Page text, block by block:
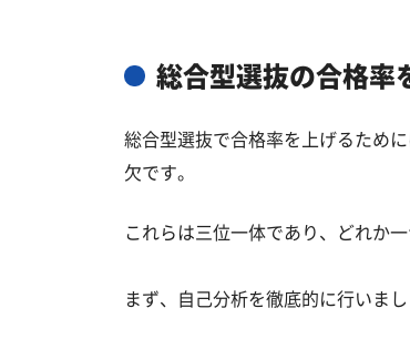
総合型選抜の合格率
総合型選抜で合格率を上げるため
欠です。
これらは三位一体であり、どれか
まず、自己分析を徹底的に行いまし